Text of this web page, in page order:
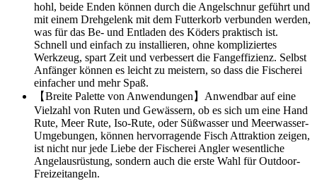
hohl, beide Enden können durch die Angelschnur geführt und
mit einem Drehgelenk mit dem Futterkorb verbunden werden,
was für das Be- und Entladen des Köders praktisch ist.
Schnell und einfach zu installieren, ohne kompliziertes
Werkzeug, spart Zeit und verbessert die Fangeffizienz. Selbst
Anfänger können es leicht zu meistern, so dass die Fischerei
einfacher und mehr Spaß.
【Breite Palette von Anwendungen】Anwendbar auf eine
Vielzahl von Ruten und Gewässern, ob es sich um eine Hand
Rute, Meer Rute, Iso-Rute, oder Süßwasser und Meerwasser-
Umgebungen, können hervorragende Fisch Attraktion zeigen,
ist nicht nur jede Liebe der Fischerei Angler wesentliche
Angelausrüstung, sondern auch die erste Wahl für Outdoor-
Freizeitangeln.